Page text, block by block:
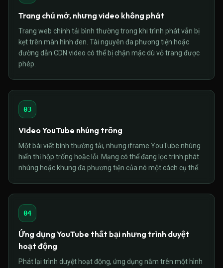
Trang chủ mở, nhưng video không phát
Trang web chính tải bình thường trong khi trình phát vẫn bị
kẹt trên màn hình đen. Tài nguyên đa phương tiện hoặc
đường dẫn CDN video có thể bị chặn mặc dù vỏ trang được
phép.
03
Video YouTube nhúng trống
Một bài viết bình thường tải, nhưng iframe YouTube nhúng
hiển thị hộp trống hoặc lỗi. Mạng có thể đang lọc trình phát
nhúng hoặc khung đa phương tiện của nó một cách cụ thể.
04
Ứng dụng YouTube thất bại nhưng trình duyệt
hoạt động
Phát lại trình duyệt hoạt động, ứng dụng nằm trên một hình